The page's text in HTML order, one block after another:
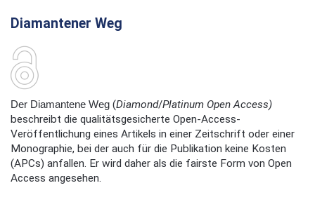
Diamantener Weg
Der Diamantene Weg (Diamond/Platinum Open Access)
beschreibt die qualitätsgesicherte Open-Access-
Veröffentlichung eines Artikels in einer Zeitschrift oder einer
Monographie, bei der auch für die Publikation keine Kosten
(APCs) anfallen. Er wird daher als die fairste Form von Open
Access angesehen.